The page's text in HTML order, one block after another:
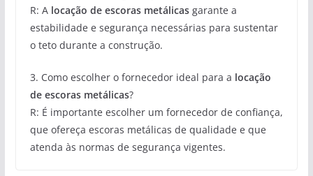
R: A locação de escoras metálicasgarante a
estabilidade e segurança necessárias para sustentar
o teto durante a construção.
3. Como escolher o fornecedor ideal para a locação
de escoras metálicas?
R: É importante escolher um fornecedor de confiança,
que ofereça escoras metálicas de qualidade e que
atenda às normas de segurança vigentes.